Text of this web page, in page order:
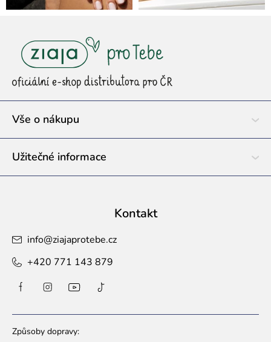
t
Vše o nákupu
Užitečné informace
Kontakt
info@ziajaprotebe.cz
+420 771 143 879
Způsoby dopravy: